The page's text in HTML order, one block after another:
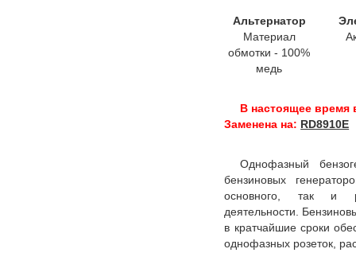
Альтернатор
Материал
обмотки - 100%
медь
В настоящее время
Заменена на: RD8910E
Однофазный
бензиновых
основного, так и
деятельности.
в кратчайшие сроки
однофазных розеток,